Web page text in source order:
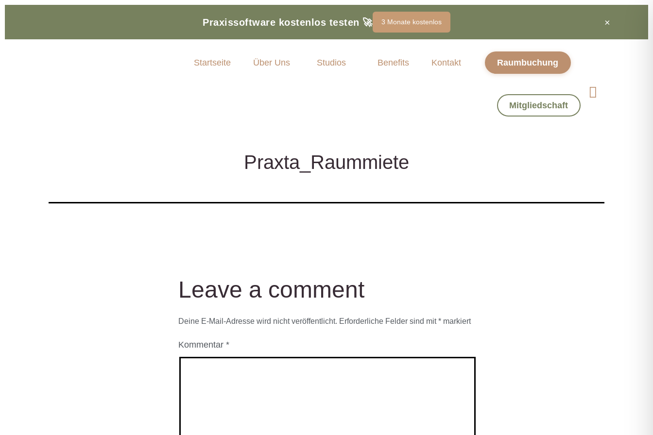
Praxissoftware kostenlos testen 🚀 3 Monate kostenlos ×
Startseite Über Uns Studios Benefits Kontakt Raumbuchung
Mitgliedschaft
Praxta_Raummiete
Leave a comment
Deine E-Mail-Adresse wird nicht veröffentlicht. Erforderliche Felder sind mit* markiert
Kommentar *